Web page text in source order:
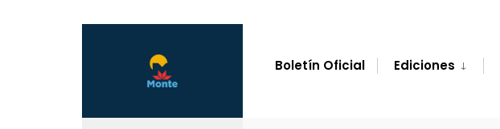
Boletín Oficial Ediciones